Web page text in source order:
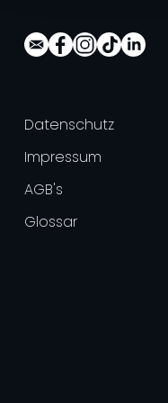
Datenschutz
Impressum
AGB's
Glossar